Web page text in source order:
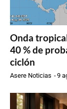
Onda
40 % de
ciclón
Asere Noticias -9